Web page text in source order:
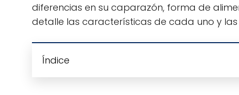
diferencias en su caparazón, forma de
detalle las características de cada uno y las
Índice